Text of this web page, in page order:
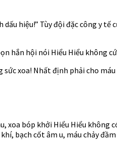
hiệu!” Tùy đội đặc công y
hắn hội nói Hiểu Hiểu không
xoa! Nhất định phải cho
bóp khởi Hiểu Hiểu
bạch cốt âm u, máu chảy